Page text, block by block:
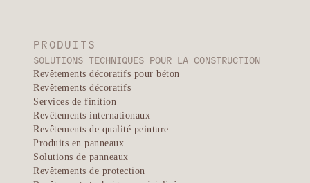
PRODUITS
SOLUTIONS TECHNIQUES POUR LA CONSTRUCTION
Revêtements décoratifs pour béton
Revêtements décoratifs
Services de finition
Revêtements internationaux
Revêtements de qualité peinture
Produits en panneaux
Solutions de panneaux
Revêtements de protection